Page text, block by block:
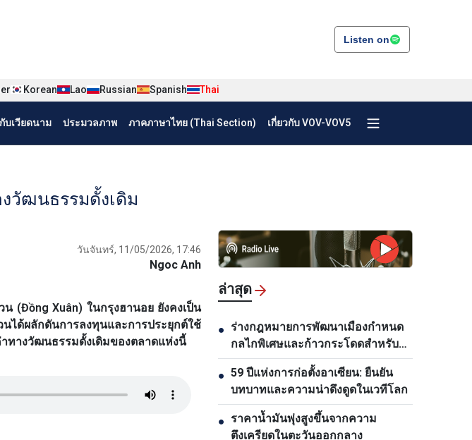
Listen on
Korean Lao Russian Spanish Thai
บเวียดนาม ประมวลภาพ ภาคภาษาไทย (Thai Section) เกี่ยวกับ VOV-VOV5
วัฒนธรรมดั้งเดิม
วันจันทร์, 11/05/2026, 17:46
Ngoc Anh
(Đồng Xuân) ในกรุงฮานอย ยังคงเป็น
ผลักดันการลงทุนและการประยุกต์ใช้
ทางวัฒนธรรมดั้งเดิมของตลาดแห่งนี้
ล่าสุด
● ร่างกฎหมายการพัฒนาเมืองกำหนด
กลไกพิเศษและก้าวกระโดดสำหรับ
นครโฮจิมินห์
● 59 ปีแห่งการก่อตั้งอาเซียน: ยืนยัน
บทบาทและความน่าดึงดูดในเวทีโลก
● ราคาน้ำมันพุ่งสูงขึ้นจากความ
ตึงเครียดในตะวันออกกลาง